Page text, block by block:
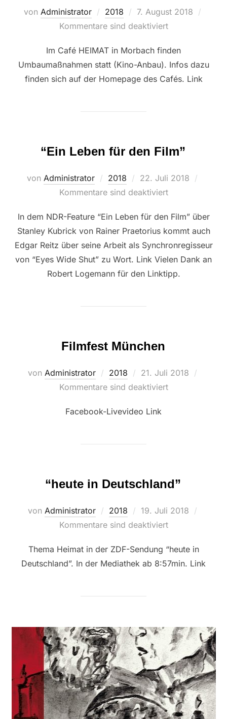
von Administrator 2018
Veröffentlicht
am
7. August 2018
Kommentare sind deaktiviert
Im Café HEIMAT in Morbach finden
Umbaumaßnahmen statt (Kino-Anbau). Infos dazu
finden sich auf der Homepage des Cafés. Link
“Ein Leben für den Film”
von Administrator 2018
Veröffentlicht
am
22. Juli 2018
Kommentare sind deaktiviert
In dem NDR-Feature “Ein Leben für den Film” über
Stanley Kubrick von Rainer Praetorius kommt auch
Edgar Reitz über seine Arbeit als Synchronregisseur
von “Eyes Wide Shut” zu Wort. Link Vielen Dank an
Robert Logemann für den Linktipp.
Filmfest München
von Administrator 2018
Veröffentlicht
am
21. Juli 2018
Kommentare sind deaktiviert
Facebook-Livevideo Link
“heute in Deutschland”
von Administrator 2018
Veröffentlicht
am
19. Juli 2018
Kommentare sind deaktiviert
Thema Heimat in der ZDF-Sendung “heute in
Deutschland”. In der Mediathek ab 8:57min. Link